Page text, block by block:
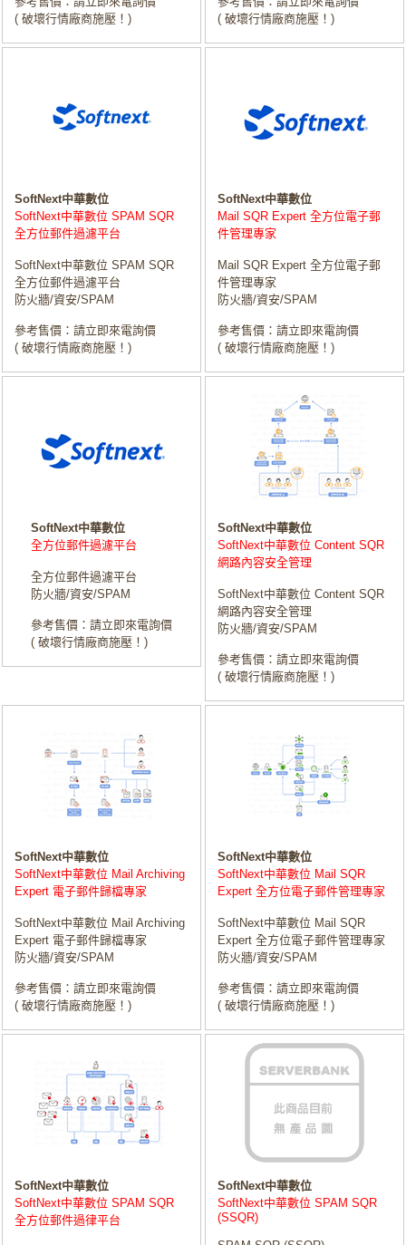
( 破壞行情廠商施壓！)
( 破壞行情廠商施壓！)
SoftNext中華數位
SoftNext中華數位 SPAM SQR
全方位郵件過濾平台
SoftNext中華數位 SPAM SQR
全方位郵件過濾平台
防火牆/資安/SPAM
參考售價：請立即來電詢價
( 破壞行情廠商施壓！)
SoftNext中華數位
Mail SQR Expert 全方位電子郵
件管理專家
Mail SQR Expert 全方位電子郵
件管理專家
防火牆/資安/SPAM
參考售價：請立即來電詢價
( 破壞行情廠商施壓！)
SoftNext中華數位
全方位郵件過濾平台
全方位郵件過濾平台
防火牆/資安/SPAM
參考售價：請立即來電詢價
( 破壞行情廠商施壓！)
SoftNext中華數位
SoftNext中華數位 Content SQR
網路內容安全管理
SoftNext中華數位 Content SQR
網路內容安全管理
防火牆/資安/SPAM
參考售價：請立即來電詢價
( 破壞行情廠商施壓！)
SoftNext中華數位
SoftNext中華數位 Mail Archiving
Expert 電子郵件歸檔專家
SoftNext中華數位 Mail Archiving
Expert 電子郵件歸檔專家
防火牆/資安/SPAM
參考售價：請立即來電詢價
( 破壞行情廠商施壓！)
SoftNext中華數位
SoftNext中華數位 Mail SQR
Expert 全方位電子郵件管理專家
SoftNext中華數位 Mail SQR
Expert 全方位電子郵件管理專家
防火牆/資安/SPAM
參考售價：請立即來電詢價
( 破壞行情廠商施壓！)
SoftNext中華數位
SoftNext中華數位 SPAM SQR
全方位郵件過律平台
SoftNext中華數位
SoftNext中華數位 SPAM SQR
(SSQR)